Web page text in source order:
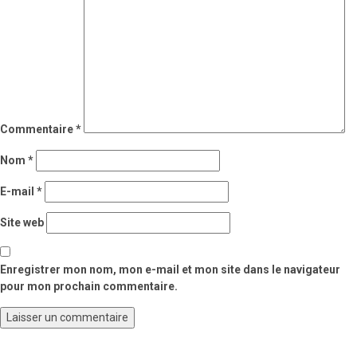
Commentaire*
Nom *
E-mail *
Site web
Enregistrer mon nom, mon e-mail et mon site dans le navigateur
pour mon prochain commentaire.